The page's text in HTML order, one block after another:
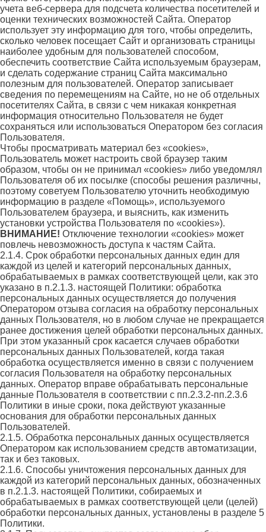
учета веб-сервера для подсчета количества посетителей и
оценки технических возможностей Сайта. Оператор
использует эту информацию для того, чтобы определить,
сколько человек посещает Сайт и организовать страницы
наиболее удобным для пользователей способом,
обеспечить соответствие Сайта используемым браузерам,
и сделать содержание страниц Сайта максимально
полезным для пользователей. Оператор записывает
сведения по перемещениям на Сайте, но не об отдельных
посетителях Сайта, в связи с чем никакая конкретная
информация относительно Пользователя не будет
сохраняться или использоваться Оператором без согласия
Пользователя.
Чтобы просматривать материал без «cookies»,
Пользователь может настроить свой браузер таким
образом, чтобы он не принимал «cookies» либо уведомлял
Пользователя об их посылке (способы решения различны,
поэтому советуем Пользователю уточнить необходимую
информацию в разделе «Помощь», используемого
Пользователем браузера, и выяснить, как изменить
установки устройства Пользователя по «cookies»).
ВНИМАНИЕ! Отключение технологии «cookies» может
повлечь невозможность доступа к частям Сайта.
2.1.4. Срок обработки персональных данных един для
каждой из целей и категорий персональных данных,
обрабатываемых в рамках соответствующей цели, как это
указано в п.2.1.3. настоящей Политики: обработка
персональных данных осуществляется до получения
Оператором отзыва согласия на обработку персональных
данных Пользователя, но в любом случае не прекращается
ранее достижения целей обработки персональных данных.
При этом указанный срок касается случаев обработки
персональных данных Пользователей, когда такая
обработка осуществляется именно в связи с получением
согласия Пользователя на обработку персональных
данных. Оператор вправе обрабатывать персональные
данные Пользователя в соответствии с пп.2.3.2-пп.2.3.6
Политики в иные сроки, пока действуют указанные
основания для обработки персональных данных
Пользователей.
2.1.5. Обработка персональных данных осуществляется
Оператором как использованием средств автоматизации,
так и без таковых.
2.1.6. Способы уничтожения персональных данных для
каждой из категорий персональных данных, обозначенных
в п.2.1.3. настоящей Политики, собираемых и
обрабатываемых в рамках соответствующей цели (целей)
обработки персональных данных, установлены в разделе 5
Политики.